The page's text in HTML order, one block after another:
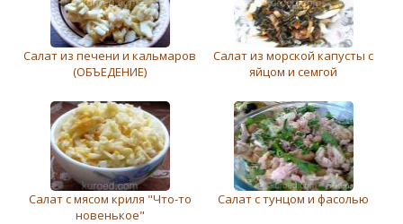
Салат из печени и кальмаров
(ОБЪЕДЕНИЕ)
Салат из морской капусты с
яйцом и семгой
Салат с мясом криля "Что-то
новенькое"
Салат с тунцом и фасолью